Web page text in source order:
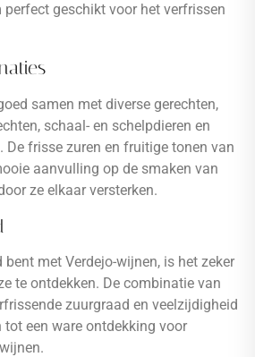
geschikt voor het verfrissen
samen met diverse gerechten,
schaal- en schelpdieren en
De frisse zuren en fruitige tonen van
aanvulling op de smaken van
ze elkaar versterken.
met Verdejo-wijnen, is het zeker
te ontdekken. De combinatie van
zuurgraad en veelzijdigheid
een ware ontdekking voor